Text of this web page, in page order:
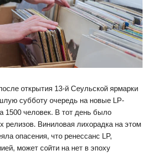
открытия 13-й Сеульской ярмарки
субботу очередь на новые LP-
1500 человек. В тот день было
релизов. Виниловая лихорадка на этом
опасения, что ренессанс LP,
может сойти на нет в эпоху